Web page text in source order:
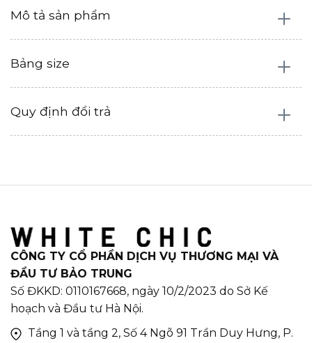
Mô tả sản phẩm
Bảng size
Quy định đổi trả
CÔNG TY CỔ PHẦN DỊCH VỤ THƯƠNG MẠI VÀ
ĐẦU TƯ BẢO TRUNG
Số ĐKKD: 0110167668, ngày 10/2/2023 do Sở Kế
hoạch và Đầu tư Hà Nội.
Tầng 1 và tầng 2, Số 4 Ngõ 91 Trần Duy Hưng, P.